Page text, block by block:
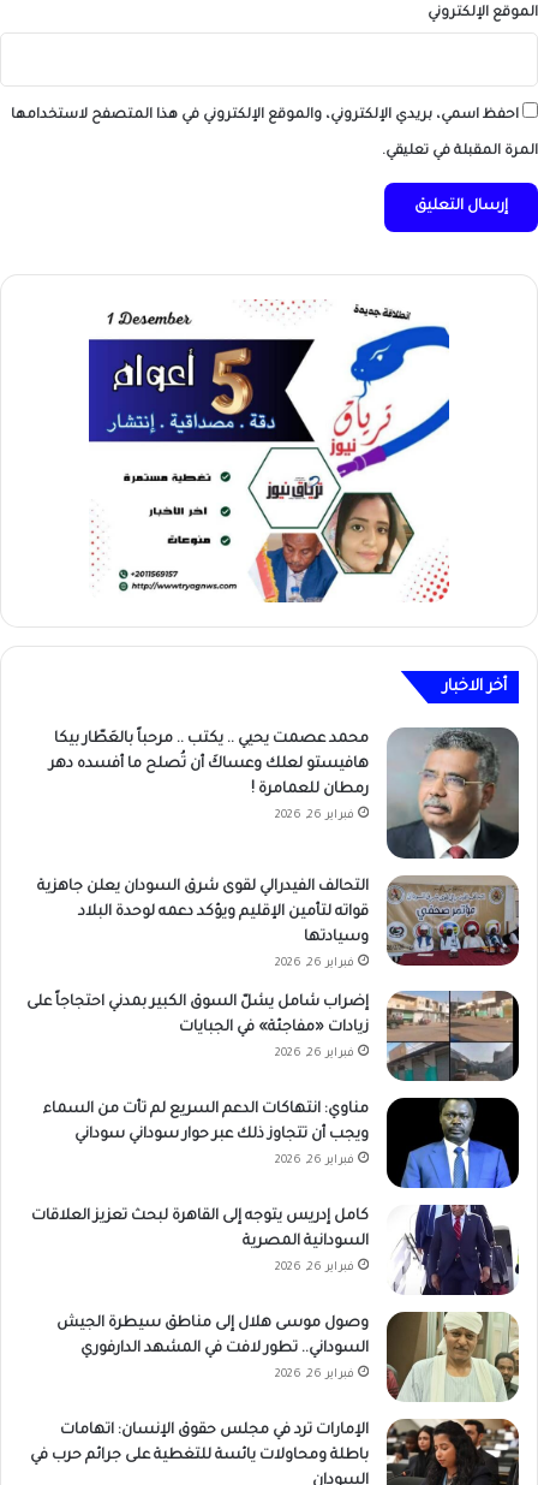
الموقع الإلكتروني
احفظ اسمي، بريدي الإلكتروني، والموقع الإلكتروني في هذا المتصفح لاستخدامها
المرة المقبلة في تعليقي.
أخر الاخبار
محمد عصمت يحيي .. يكتب .. مرحباً بالعَطّار بيكا
هافيستو لعلك وعساكَ أن تُصلح ما أفسده دهر
رمطان للعمامرة !
فبراير 26, 2026
التحالف الفيدرالي لقوى شرق السودان يعلن جاهزية
قواته لتأمين الإقليم ويؤكد دعمه لوحدة البلاد
وسيادتها
فبراير 26, 2026
إضراب شامل يشلّ السوق الكبير بمدني احتجاجاً على
زيادات «مفاجئة» في الجبايات
فبراير 26, 2026
مناوي: انتهاكات الدعم السريع لم تأت من السماء
ويجب أن تتجاوز ذلك عبر حوار سوداني سوداني
فبراير 26, 2026
كامل إدريس يتوجه إلى القاهرة لبحث تعزيز العلاقات
السودانية المصرية
فبراير 26, 2026
وصول موسى هلال إلى مناطق سيطرة الجيش
السوداني.. تطور لافت في المشهد الدارفوري
فبراير 26, 2026
الإمارات ترد في مجلس حقوق الإنسان: اتهامات
باطلة ومحاولات يائسة للتغطية على جرائم حرب في
السودان